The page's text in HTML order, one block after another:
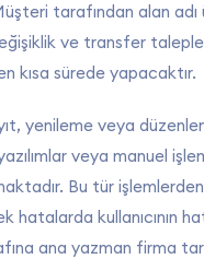
tarafından alan adı
ve transfer
kısa sürede yapacaktır.
yenileme veya
veya manuel
Bu tür işlemlerden
hatalarda kullanıcının
ana yazman firma